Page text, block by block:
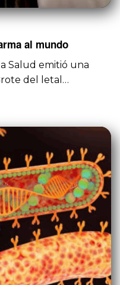
al mundo
Salud emitió una
del letal…